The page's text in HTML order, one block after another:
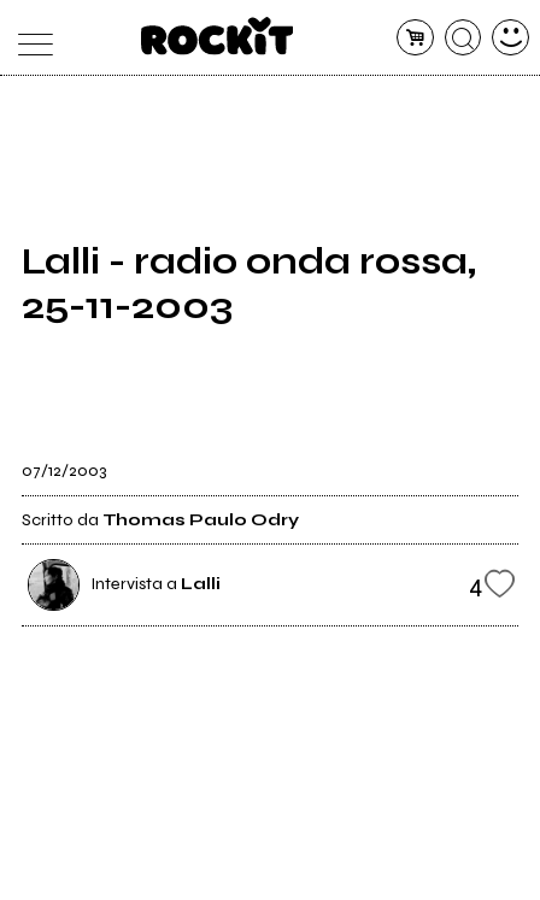
SHOP
RADIO
Lalli - radio onda rossa,
25-11-2003
07/12/2003
Scritto da Thomas Paulo Odry
Intervista a Lalli 4